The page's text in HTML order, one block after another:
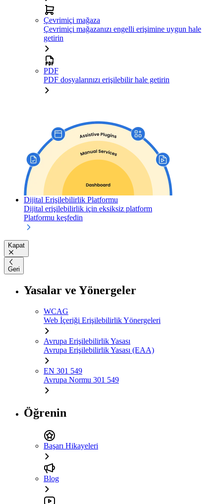
Çevrimiçi mağaza
Çevrimiçi mağazanızı engelli erişimine uygun hale
getirin
PDF
PDF dosyalarınızı erişilebilir hale getirin
Dijital Erişilebilirlik Platformu
Dijital erişilebilirlik için eksiksiz platform
Platformu keşfedin
Kapat
Geri
Yasalar ve Yönergeler
WCAG
Web İçeriği Erişilebilirlik Yönergeleri
Avrupa Erişilebilirlik Yasası
Avrupa Erişilebilirlik Yasası (EAA)
EN 301 549
Avrupa Normu 301 549
Öğrenin
Başarı Hikayeleri
Blog